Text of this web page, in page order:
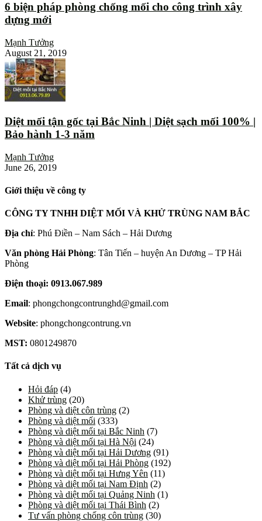
6 biện pháp phòng chống mối cho công trình xây
dựng mới
Mạnh Tưởng
August 21, 2019
Diệt mối tận gốc tại Bắc Ninh | Diệt sạch mối 100% |
Bảo hành 1-3 năm
Mạnh Tưởng
June 26, 2019
Giới thiệu về công ty
CÔNG TY TNHH DIỆT MỐI VÀ KHỬ TRÙNG NAM BẮC
Địa chỉ: Phú Điền – Nam Sách – Hải Dương
Văn phòng Hải Phòng: Tân Tiến – huyện An Dương – TP Hải
Phòng
Điện thoại: 0913.067.989
Email: phongchongcontrunghd@gmail.com
Website: phongchongcontrung.vn
MST: 0801249870
Tất cả dịch vụ
Hỏi đáp (4)
Khử trùng (20)
Phòng và diệt côn trùng (2)
Phòng và diệt mối (333)
Phòng và diệt mối tại Bắc Ninh (7)
Phòng và diệt mối tại Hà Nội (24)
Phòng và diệt mối tại Hải Dương (91)
Phòng và diệt mối tại Hải Phòng (192)
Phòng và diệt mối tại Hưng Yên (11)
Phòng và diệt mối tại Nam Định (2)
Phòng và diệt mối tại Quảng Ninh (1)
Phòng và diệt mối tại Thái Bình (2)
Tư vấn phòng chống côn trùng (30)